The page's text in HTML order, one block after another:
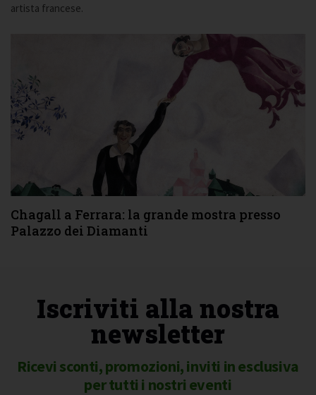
artista francese.
Chagall a Ferrara: la grande mostra presso
Palazzo dei Diamanti
Iscriviti alla nostra
newsletter
Ricevi sconti, promozioni, inviti in esclusiva
per tutti i nostri eventi